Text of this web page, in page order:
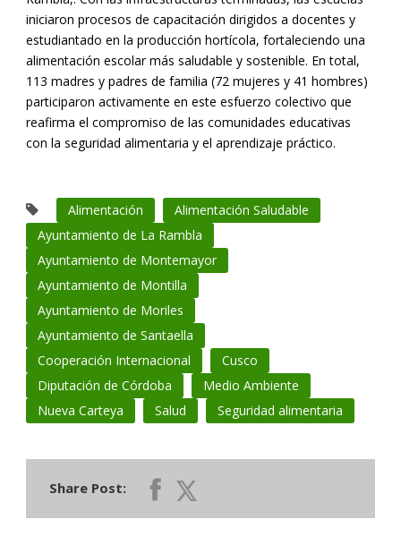
iniciaron procesos de capacitación dirigidos a docentes y
estudiantado en la producción hortícola, fortaleciendo una
alimentación escolar más saludable y sostenible. En total,
113 madres y padres de familia (72 mujeres y 41 hombres)
participaron activamente en este esfuerzo colectivo que
reafirma el compromiso de las comunidades educativas
con la seguridad alimentaria y el aprendizaje práctico.
Alimentación
Alimentación Saludable
Ayuntamiento de La Rambla
Ayuntamiento de Montemayor
Ayuntamiento de Montilla
Ayuntamiento de Moriles
Ayuntamiento de Santaella
Cooperación Internacional
Cusco
Diputación de Córdoba
Medio Ambiente
Nueva Carteya
Salud Seguridad alimentaria
Share Post: